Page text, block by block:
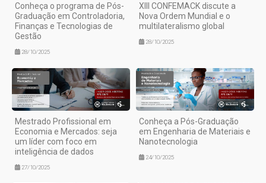
Conheça o programa de Pós-
Graduação em Controladoria,
Finanças e Tecnologias de
Gestão
28/10/2025
XIII CONFEMACK discute a
Nova Ordem Mundial e o
multilateralismo global
28/10/2025
Mestrado Profissional em
Economia e Mercados: seja
um líder com foco em
inteligência de dados
27/10/2025
Conheça a Pós-Graduação
em Engenharia de Materiais e
Nanotecnologia
24/10/2025